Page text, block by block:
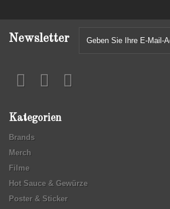
Newsletter
Kategorien
Brands
Merch
Filme
Hot Sauce & Gewürze
Poster & Sticker